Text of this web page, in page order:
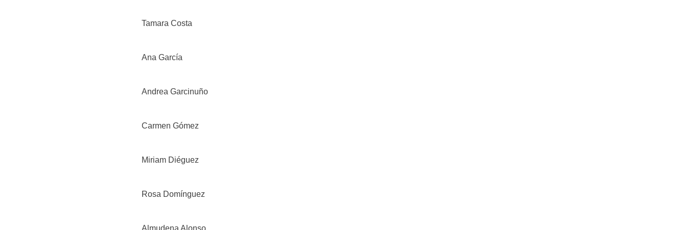
Tamara Costa
Ana García
Andrea Garcinuño
Carmen Gómez
Miriam Diéguez
Rosa Domínguez
Almudena Alonso